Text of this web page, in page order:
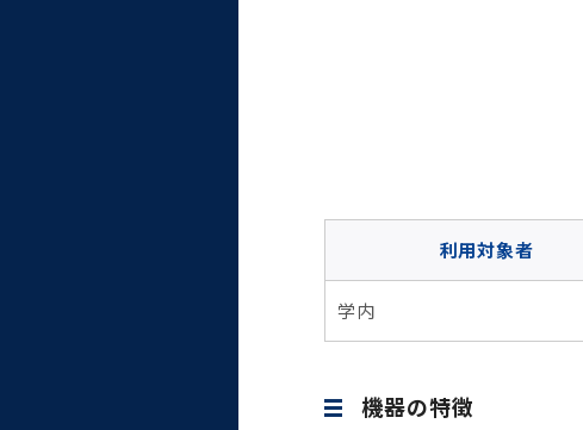
統合教育機構
ーション機構
利用対象者
学内
機器の特徴